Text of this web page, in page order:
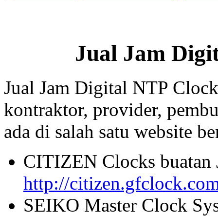
Jual Jam
Jual Jam Digital NTP
kontraktor, provider,
ada di salah satu website
CITIZEN Clocks buatan
http://
SEIKO Master Clock